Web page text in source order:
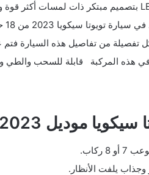
18 حتى 22 بوصة وهذا بناء على الفئة التي يقوم العميل بإختيارها .
تفصيلة من تفاصيل هذه السيارة
في هذه المركبة قابلة للسحب والطي
موديل 2023:
ركاب.
يلفت الأنظار.